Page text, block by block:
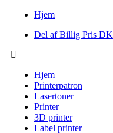
Hjem
Del af Billig Pris DK
Hjem
Printerpatron
Lasertoner
Printer
3D printer
Label printer